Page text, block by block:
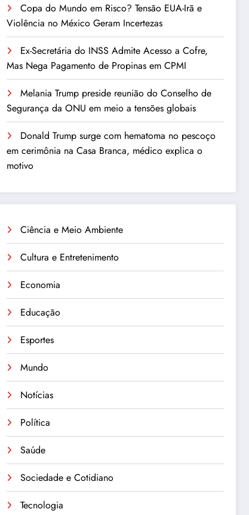
Copa do Mundo em Risco? Tensão EUA-Irã e
Violência no México Geram Incertezas
Ex-Secretária do INSS Admite Acesso a Cofre,
Mas Nega Pagamento de Propinas em CPMI
Melania Trump preside reunião do Conselho de
Segurança da ONU em meio a tensões globais
Donald Trump surge com hematoma no pescoço
em cerimônia na Casa Branca, médico explica o
motivo
Ciência e Meio Ambiente
Cultura e Entretenimento
Economia
Educação
Esportes
Mundo
Notícias
Política
Saúde
Sociedade e Cotidiano
Tecnologia